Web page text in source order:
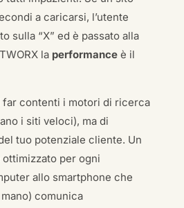
a caricarsi, l’utente
sulla “X” ed è passato alla
la performanceè il
far contenti i motori di ricerca
i siti veloci), ma di
tuo potenziale cliente. Un
per ogni
allo smartphone che
comunica